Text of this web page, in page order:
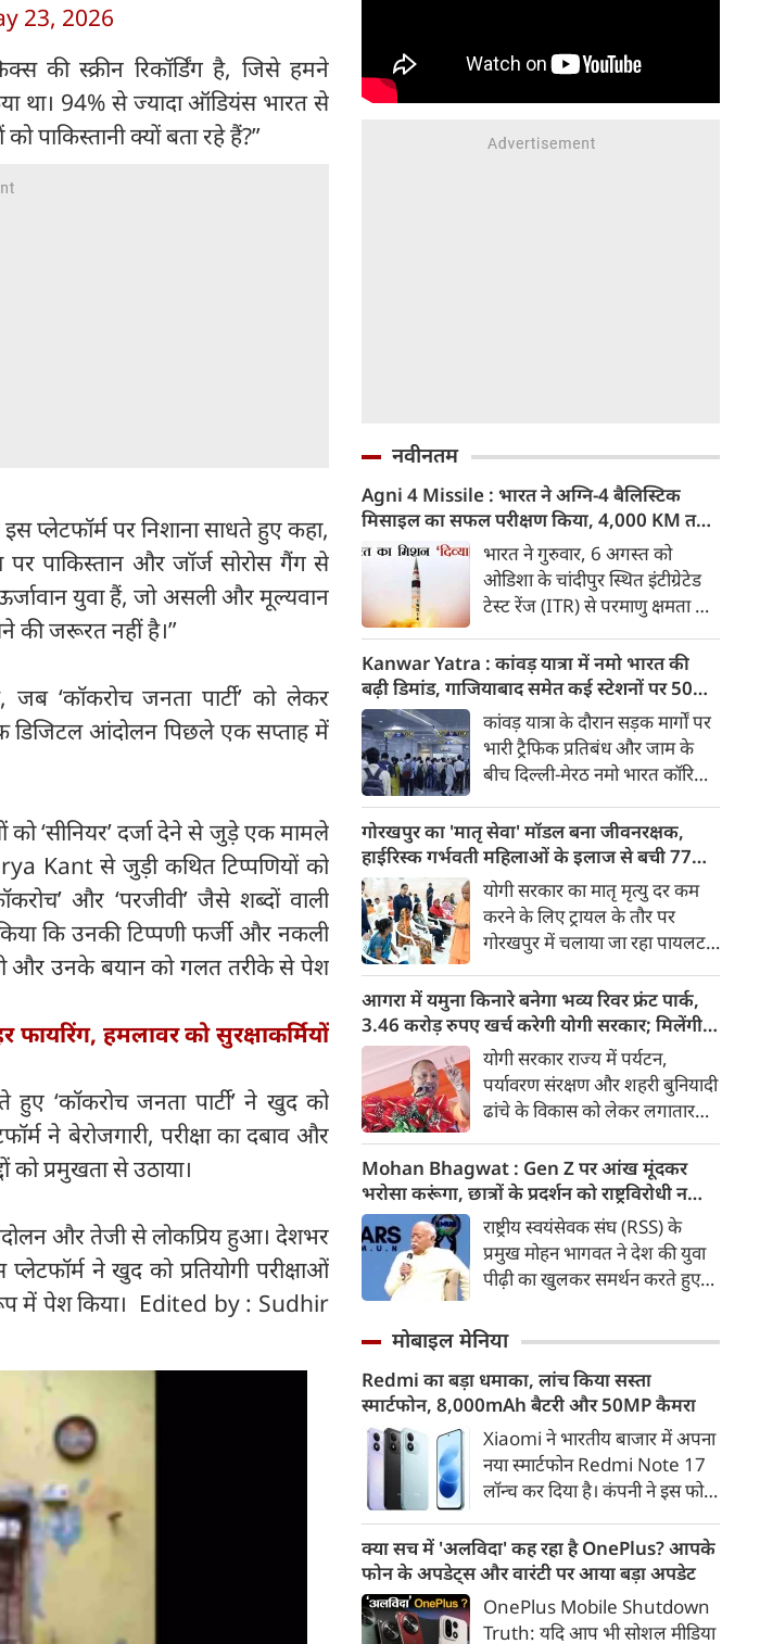
23, 2026
की स्क्रीन रिकॉर्डिंग है, जिसे हमने
था। 94% से ज्यादा ऑडियंस भारत से
पाकिस्तानी क्यों बता रहे हैं?”
प्लेटफॉर्म पर निशाना साधते हुए कहा,
पाकिस्तान और जॉर्ज सोरोस गैंग से
युवा हैं, जो असली और मूल्यवान
की जरूरत नहीं है।”
‘कॉकरोच जनता पार्टी’ को लेकर
डिजिटल आंदोलन पिछले एक सप्ताह में
‘सीनियर’ दर्जा देने से जुड़े एक मामले
Kant से जुड़ी कथित टिप्पणियों को
और ‘परजीवी’ जैसे शब्दों वाली
कि उनकी टिप्पणी फर्जी और नकली
और उनके बयान को गलत तरीके से पेश
फायरिंग, हमलावर को सुरक्षाकर्मियों
‘कॉकरोच जनता पार्टी’ ने खुद को
ने बेरोजगारी, परीक्षा का दबाव और
को प्रमुखता से उठाया।
और तेजी से लोकप्रिय हुआ। देशभर
ने खुद को प्रतियोगी परीक्षाओं
रूप में पेश किया। Edited by : Sudhir
नवीनतम
Agni 4 Missile : भारत ने अग्नि-4 बैलिस्टिक
मिसाइल का सफल परीक्षण किया, 4,000 KM तक
मारक क्षमता
भारत ने गुरुवार, 6 अगस्त को
ओडिशा के चांदीपुर स्थित इंटीग्रेटेड
टेस्ट रेंज (ITR) से परमाणु क्षमता से
मिसाइल अग्नि-4 का सफल परीक्षण
किया। रक्षा मंत्रालय के मुताबिक, यह
परीक्षण स्ट्रैटेजिक फोर्सेज कमांड
(SFC) और रक्षा अनुसंधान एवं
विकास संगठन (DRDO) की ओर से
किया गया।
Kanwar Yatra : कांवड़ यात्रा में नमो भारत की
बढ़ी डिमांड, गाजियाबाद समेत कई स्टेशनों पर 50%
तक बढ़ी यात्रियों की संख्याकांवड़ यात्रा के दौरान सड़क मार्गों पर
भारी ट्रैफिक प्रतिबंध और जाम के
बीच दिल्ली-मेरठ नमो भारत कॉरिडोर
परिवहन विकल्प बनकर उभरा है।
तेज़, समयबद्ध और आरामदायक
सफर के चलते कॉरिडोर के कई
स्टेशनों पर यात्रियों की संख्या में 40
से 50 प्रतिशत तक बढ़ गई है।
गोरखपुर का 'मातृ सेवा' मॉडल बना जीवनरक्षक,
हाईरिस्क गर्भवती महिलाओं के इलाज से बची 77
जिंदगियां
योगी सरकार का मातृ मृत्यु दर कम
करने के लिए ट्रायल के तौर पर
गोरखपुर में चलाया जा रहा पायलट
बनकर उभरा है। मुख्यमंत्री योगी
आदित्यनाथ के निर्देश पर पायलट
प्रोजेक्ट ‘मातृ सेवा’ का लक्ष्य हाई
रिस्क गर्भवती केसों को तुरंत बड़े
अस्पतालों में रेफर कर बचाना है।
आगरा में यमुना किनारे बनेगा भव्य रिवर फ्रंट पार्क,
3.46 करोड़ रुपए खर्च करेगी योगी सरकार; मिलेंगी ये
खास सुविधाएं
योगी सरकार राज्य में पर्यटन,
पर्यावरण संरक्षण और शहरी बुनियादी
ढांचे के विकास को लेकर लगातार
कड़ी में अब ताजनगरी में यमुना नदी
के किनारों को खूबसूरत, प्रदूषण मुक्त
और उपयोगी बनाने की बड़ी तैयारी
शुरू हो गई है। आगरा के झलकारी
बाई चौराहे से लेकर वेदांत मंदिर के
पास यमुना किनारे (यमुना बैंक साइड)
किया जा रहा है।
Mohan Bhagwat : Gen Z पर आंख मूंदकर
भरोसा करूंगा, छात्रों के प्रदर्शन को राष्ट्रविरोधी न
बताएं, RSS प्रमुख मोहन भागवत का बड़ा बयान, चीन
और पाकिस्तान को लेकर क्या कहा
राष्ट्रीय स्वयंसेवक संघ (RSS) के
प्रमुख मोहन भागवत ने देश की युवा
पीढ़ी का खुलकर समर्थन करते हुए
मूंदकर भरोसा करेंगे। उन्होंने कहा कि
छात्रों को राष्ट्रविरोधी नहीं कहा जाना
चाहिए। युवाओं की बात को दबाने के
बजाय उनके साथ संवाद के जरिए
उनकी चिंताओं को समझने की
जरूरत है।
मोबाइल मेनिया
Redmi का बड़ा धमाका, लांच किया सस्ता
स्मार्टफोन, 8,000mAh बैटरी और 50MP कैमरा
Xiaomi ने भारतीय बाजार में अपना
नया स्मार्टफोन Redmi Note 17
लॉन्च कर दिया है। कंपनी ने इस फोन
डिस्प्ले, 8,000mAh की बड़ी बैटरी
और Qualcomm Snapdragon
चिपसेट के साथ पेश किया है। फोन में
50MP का मेन कैमरा दिया गया है।
क्या सच में 'अलविदा' कह रहा है OnePlus? आपके
फोन के अपडेट्स और वारंटी पर आया बड़ा अपडेट
OnePlus Mobile Shutdown
Truth: यदि आप भी सोशल मीडिया